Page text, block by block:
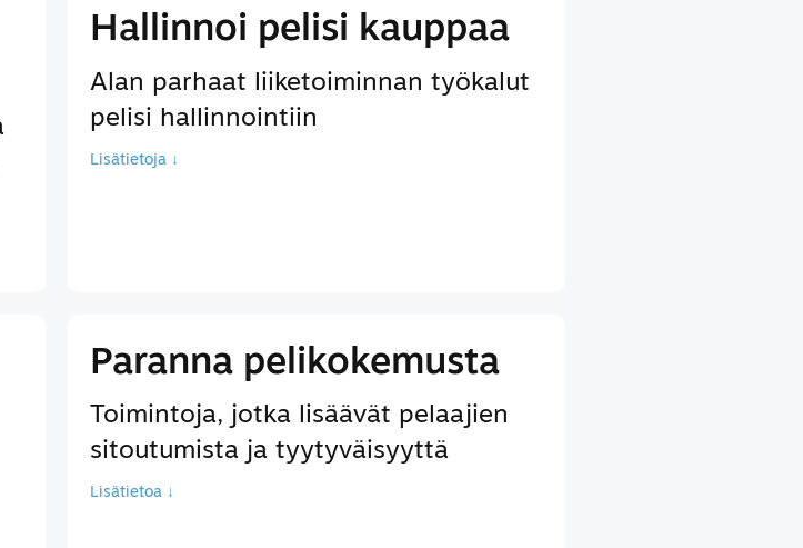
Hallinnoi pelisi kauppaa
Alan parhaat liiketoiminnan työkalut
pelisi hallinnointiin
Lisätietoja ↓
Paranna pelikokemusta
Toimintoja, jotka lisäävät pelaajien
sitoutumista ja tyytyväisyyttä
Lisätietoa ↓